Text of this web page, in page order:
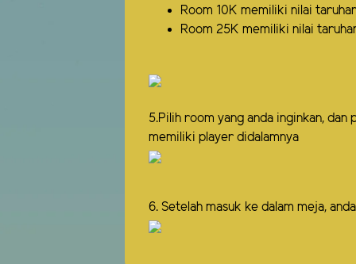
Room 10K memiliki nilai
Room 25K memiliki nilai
5.Pilih room yang anda inginkan,
memiliki player didalamnya
6. Setelah masuk ke dalam meja,